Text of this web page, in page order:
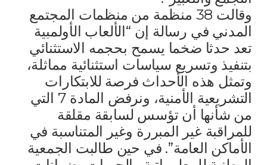
وقالت 38 منظمة من منظمات المجتمع
المدني في رسالة إن “الألعاب الأولمبية
تعد حدثا ضخما يسمح بحجمه الاستثنائي
بتنفيذ وتسريع سياسات استثنائية مماثلة،
وتمثل هذه الأحداث فرصة للابتكارات
التشريعية الأمنية، ونرفض المادة 7 التي
من شأنها أن تؤسس لسابقة مقلقة
للمراقبة غير المبررة وغير المتناسبة في
الأماكن العامة”. في حين طالبت الجمعية